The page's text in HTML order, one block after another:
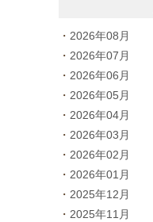
2026年08月
2026年07月
2026年06月
2026年05月
2026年04月
2026年03月
2026年02月
2026年01月
2025年12月
2025年11月